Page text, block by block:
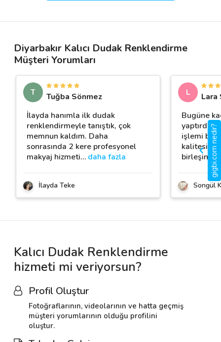
Diyarbakır Kalıcı Dudak Renklendirme
Müşteri Yorumları
T
Tuğba Sönmez
İlayda hanımla ilk dudak
renklendirmeyle tanıştık, çok
memnun kaldım. Daha
sonrasında 2 kere profesyonel
makyaj hizmeti… daha fazla
İlayda Teke
L
Lara
Bugüne
yaptırdım
işlemi
kalitesi
birleşince
Songül
Kalıcı Dudak Renklendirme
hizmeti mi veriyorsun?
Profil Oluştur
Fotoğraflarının, videolarının ve hatta geçmiş
müşteri yorumlarının olduğu profilini
oluştur.
gigbi.com nedir?